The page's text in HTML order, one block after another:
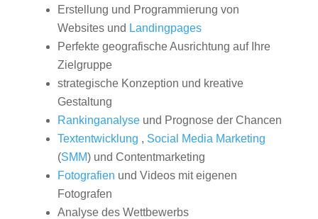
Erstellung und Programmierung von
Websites und Landingpages
Perfekte geografische Ausrichtung auf Ihre
Zielgruppe
strategische Konzeption und kreative
Gestaltung
Rankinganalyseund Prognose der Chancen
Textentwicklung , Social Media Marketing
(SMM) und Contentmarketing
Fotografien und Videos mit eigenen
Fotografen
Analyse des Wettbewerbs